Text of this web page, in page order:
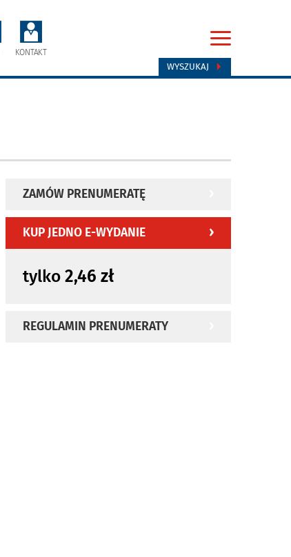
KONTAKT
WYSZUKAJ
ZAMÓW PRENUMERATĘ
KUP JEDNO E-WYDANIE
tylko2,46 zł
REGULAMIN PRENUMERATY